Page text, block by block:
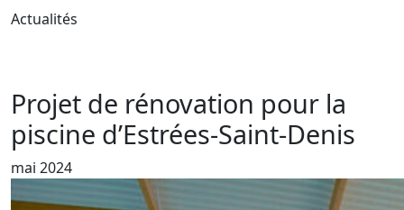
Actualités
Projet de rénovation pour la
piscine d’Estrées-Saint-Denis
mai 2024